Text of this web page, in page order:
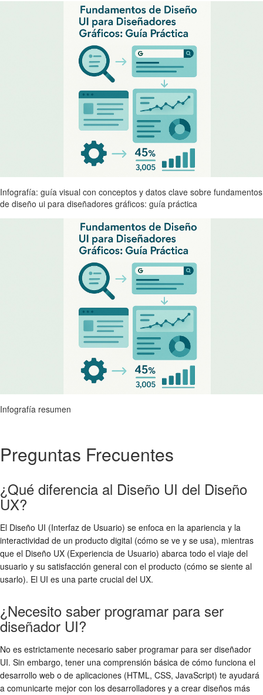
Infografía: guía visual con conceptos y datos clave sobre fundamentos
de diseño ui para diseñadores gráficos: guía práctica
Infografía resumen
Preguntas Frecuentes
¿Qué diferencia al Diseño UI del Diseño
UX?
El Diseño UI (Interfaz de Usuario) se enfoca en la apariencia y la
interactividad de un producto digital (cómo se ve y se usa), mientras
que el Diseño UX (Experiencia de Usuario) abarca todo el viaje del
usuario y su satisfacción general con el producto (cómo se siente al
usarlo). El UI es una parte crucial del UX.
¿Necesito saber programar para ser
diseñador UI?
No es estrictamente necesario saber programar para ser diseñador
UI. Sin embargo, tener una comprensión básica de cómo funciona el
desarrollo web o de aplicaciones (HTML, CSS, JavaScript) te ayudará
a comunicarte mejor con los desarrolladores y a crear diseños más